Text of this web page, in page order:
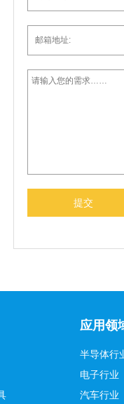
应用领
半导体行
电子行业
汽车行业